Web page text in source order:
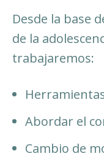
Desde la base
de la
trabajaremos:
Abordar el
Cambio de